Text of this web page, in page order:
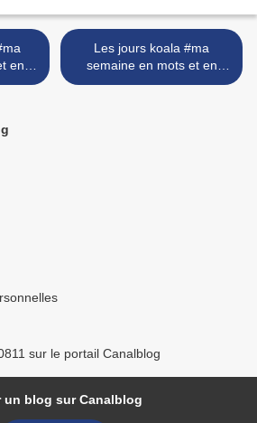
en
Les jours koala #ma
semaine en mots et en
images #81 >
sur le portail Canalblog
un blog sur Canalblog